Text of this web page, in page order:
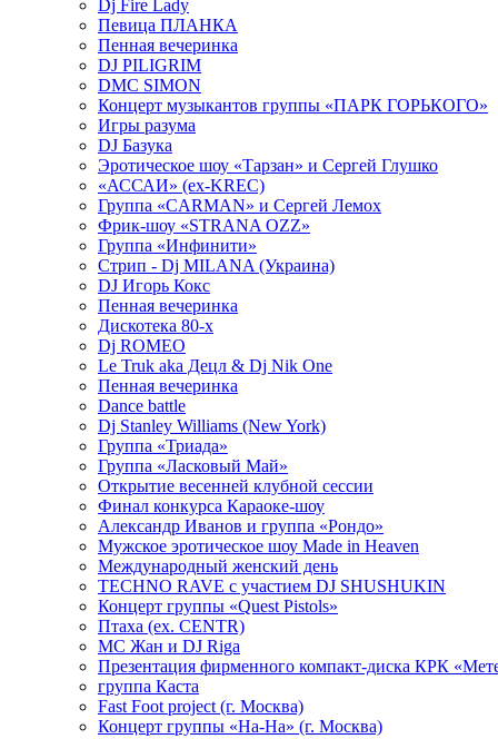
Dj Fire Lady
Певица ПЛАНКА
Пенная вечеринка
DJ PILIGRIM
DMC SIMON
Концерт музыкантов группы «ПАРК ГОРЬКОГО»
Игры разума
DJ Базука
Эротическое шоу «Тарзан» и Сергей Глушко
«АССАИ» (ex-KREC)
Группа «CARMAN» и Сергей Лемох
Фрик-шоу «STRANA OZZ»
Группа «Инфинити»
Стрип - Dj MILANA (Украина)
DJ Игорь Кокс
Пенная вечеринка
Дискотека 80-х
Dj ROMEO
Le Truk aka Децл & Dj Nik One
Пенная вечеринка
Dance battle
Dj Stanley Williams (New York)
Группа «Триада»
Группа «Ласковый Май»
Открытие весенней клубной сессии
Финал конкурса Караоке-шоу
Александр Иванов и группа «Рондо»
Мужское эротическое шоу Made in Heaven
Международный женский день
TECHNO RAVE с участием DJ SHUSHUKIN
Концерт группы «Quest Pistols»
Птаха (ex. CENTR)
МС Жан и DJ Riga
Презентация фирменного компакт-диска КРК
группа Каста
Fast Foot project (г. Москва)
Концерт группы «На-На» (г. Москва)